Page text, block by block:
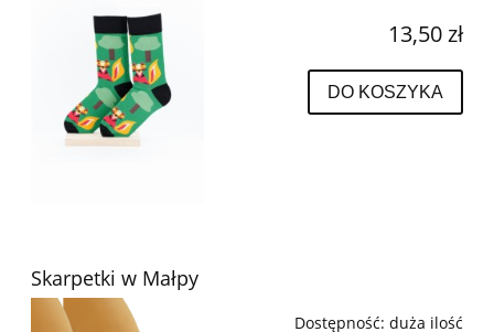
13,50 zł
DO KOSZYKA
Skarpetki w Małpy
Dostępność: duża ilość